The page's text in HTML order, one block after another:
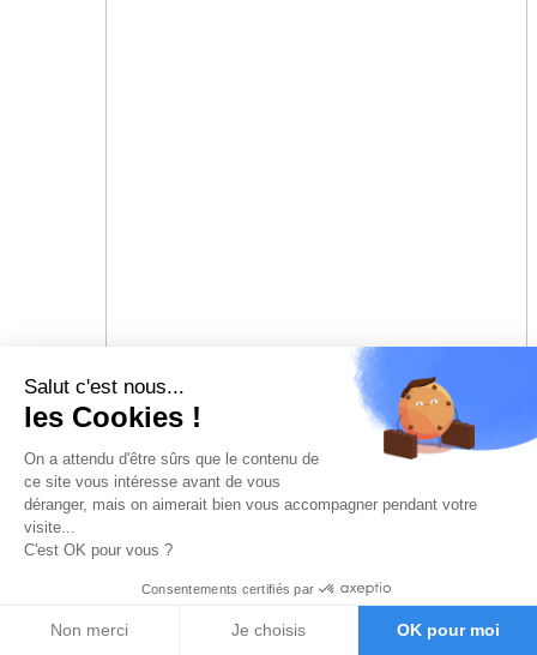
Salut c'est nous...
les Cookies !
On a attendu d'être sûrs que le contenu de
ce site vous intéresse avant de vous
déranger, mais on aimerait bien vous accompagner pendant votre
visite...
C'est OK pour vous ?
Consentements certifiés par
Non merci Je choisis OK pour moi